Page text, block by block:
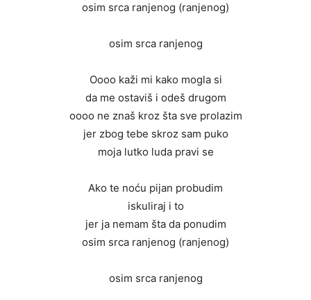
osim srca ranjenog (ranjenog)
osim srca ranjenog
Oooo kaži mi kako mogla si
da me ostaviš i odeš drugom
oooo ne znaš kroz šta sve prolazim
jer zbog tebe skroz sam puko
moja lutko luda pravi se
Ako te noću pijan probudim
iskuliraj i to
jer ja nemam šta da ponudim
osim srca ranjenog (ranjenog)
osim srca ranjenog